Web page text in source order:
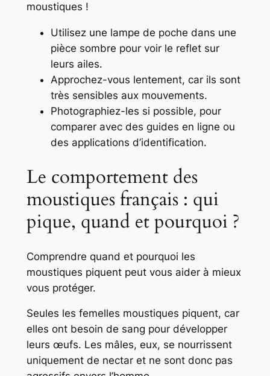
moustiques !
Utilisez une lampe de poche dans une
pièce sombre pour voir le reflet sur
leurs ailes.
Approchez-vous lentement, car ils sont
très sensibles aux mouvements.
Photographiez-les si possible, pour
comparer avec des guides en ligne ou
des applications d’identification.
Le comportement des
moustiques français : qui
pique, quand et pourquoi ?
Comprendre quand et pourquoi les
moustiques piquent peut vous aider à mieux
vous protéger.
Seules les femelles moustiques piquent, car
elles ont besoin de sang pour développer
leurs œufs. Les mâles, eux, se nourrissent
uniquement de nectar et ne sont donc pas